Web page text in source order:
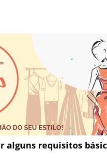
alguns requisitos